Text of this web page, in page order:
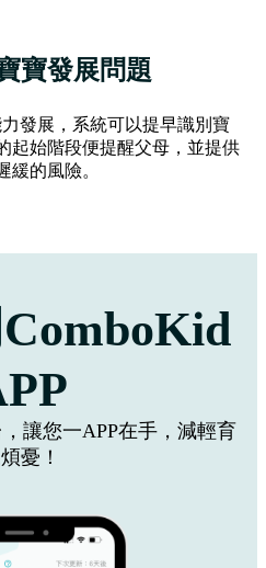
寶發展問題
發展，系統可以提早識別寶
起始階段便提醒父母，並提供
緩的風險。
讓您一APP在手，減輕育
憂！